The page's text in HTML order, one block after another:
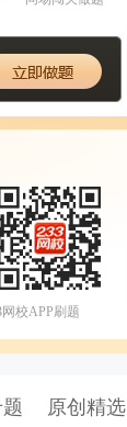
校APP刷题
原创精选